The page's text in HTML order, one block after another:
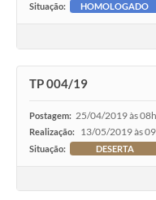
Situação: HOMOLOGADO
TP 004/19
Postagem: 25/04/2019 às
Realização: 13/05/2019 às
Situação: DESERTA